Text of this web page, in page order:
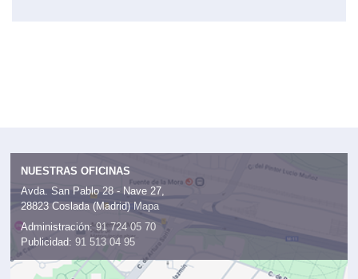
NUESTRAS OFICINAS
Avda. San Pablo 28 - Nave 27,
28823 Coslada (Madrid) Mapa
Administración: 91 724 05 70
Publicidad: 91 513 04 95